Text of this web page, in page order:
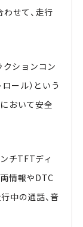
せて、走行
クションコン
ール）という
おいて安全
チTFTディ
情報やDTC
中の通話、音